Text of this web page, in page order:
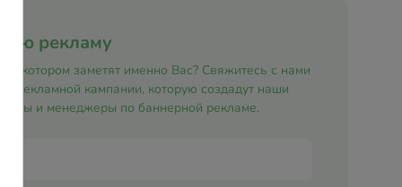
рекламу
в котором заметят именно Вас? Свяжитесь с нами
рекламной кампании, которую создадут наши
и менеджеры по баннерной рекламе.